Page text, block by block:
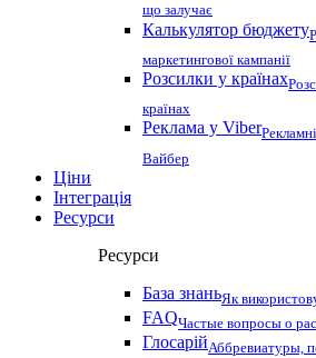
що залучає
Калькулятор бюджету
маркетингової кампанії
Розсилки у країнах
країнах
Реклама у Viber
Вайбер
Ціни
Інтеграція
Ресурси
Ресурси
База знаньЯк
FAQЧастые вопросы о
ГлосарійАббревиатуры,